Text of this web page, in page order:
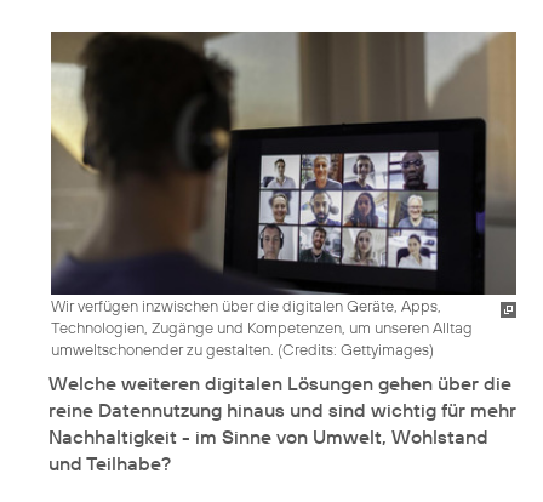
Wir verfügen inzwischen über die digitalen Geräte, Apps,
Technologien, Zugänge und Kompetenzen, um unseren Alltag
umweltschonender zu gestalten. (Credits: Gettyimages)
Welche weiteren digitalen Lösungen gehen über die
reine Datennutzung hinaus und sind wichtig für mehr
Nachhaltigkeit - im Sinne von Umwelt, Wohlstand
und Teilhabe?